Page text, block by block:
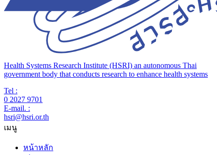
Health Systems Research Institute (HSRI) an autonomous Thai
government body that conducts research to enhance health systems
Tel :
0 2027 9701
E-mail. :
hsri@hsri.or.th
เมนู
หน้าหลัก